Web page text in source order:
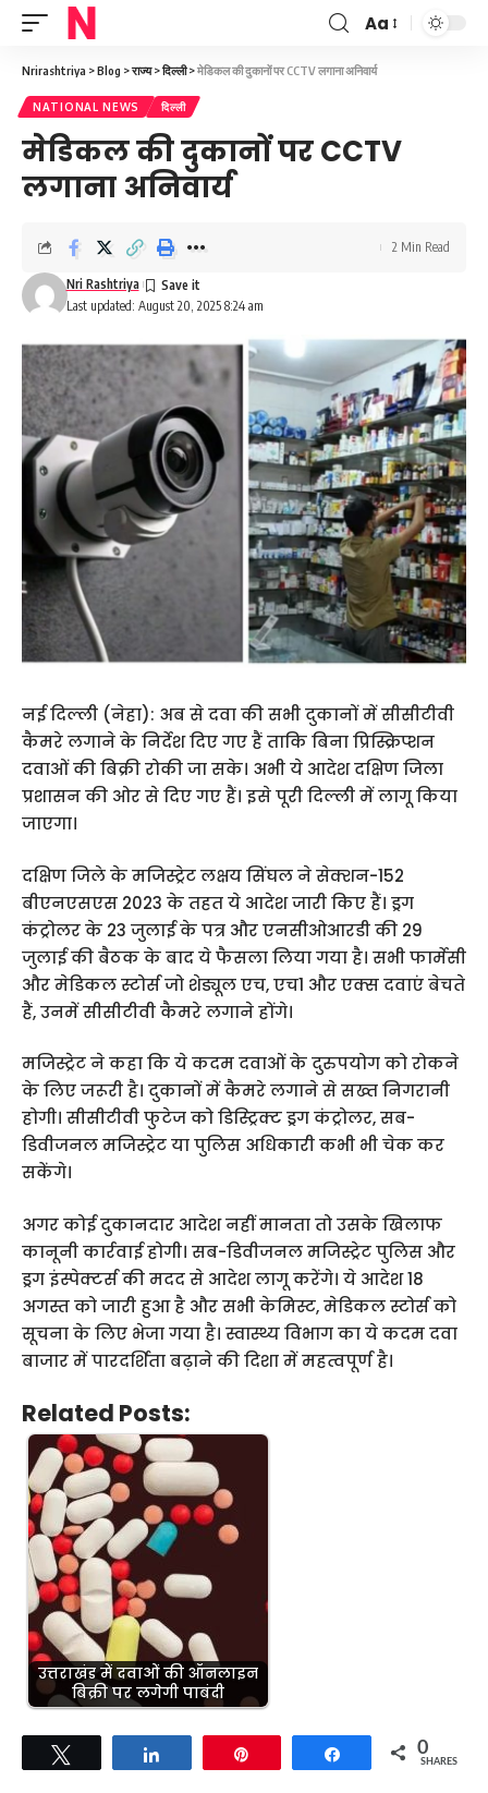
Font
Resizer
Aa
Nrirashtriya >Blog >राज्य>दिल्ली>मेडिकल की दुकानों पर CCTV लगाना अनिवार्य
NATIONAL NEWS दिल्ली
मेडिकल की दुकानों पर CCTV
लगाना अनिवार्य
Last updated: August 20, 2025 8:24 am
Nri Rashtriya
2 Min Read
नई दिल्ली (नेहा): अब से दवा की सभी दुकानों में सीसीटीवी
कैमरे लगाने के निर्देश दिए गए हैं ताकि बिना प्रिस्क्रिप्शन
दवाओं की बिक्री रोकी जा सके। अभी ये आदेश दक्षिण जिला
प्रशासन की ओर से दिए गए हैं। इसे पूरी दिल्ली में लागू किया
जाएगा।
दक्षिण जिले के मजिस्ट्रेट लक्षय सिंघल ने सेक्शन-152
बीएनएसएस 2023 के तहत ये आदेश जारी किए हैं। ड्रग
कंट्रोलर के 23 जुलाई के पत्र और एनसीओआरडी की 29
जुलाई की बैठक के बाद ये फैसला लिया गया है। सभी फार्मेसी
और मेडिकल स्टोर्स जो शेड्यूल एच, एच1 और एक्स दवाएं बेचते
हैं, उनमें सीसीटीवी कैमरे लगाने होंगे।
मजिस्ट्रेट ने कहा कि ये कदम दवाओं के दुरुपयोग को रोकने
के लिए जरूरी है। दुकानों में कैमरे लगाने से सख्त निगरानी
होगी। सीसीटीवी फुटेज को डिस्ट्रिक्ट ड्रग कंट्रोलर, सब-
डिवीजनल मजिस्ट्रेट या पुलिस अधिकारी कभी भी चेक कर
सकेंगे।
अगर कोई दुकानदार आदेश नहीं मानता तो उसके खिलाफ
कानूनी कार्रवाई होगी। सब-डिवीजनल मजिस्ट्रेट पुलिस और
ड्रग इंस्पेक्टर्स की मदद से आदेश लागू करेंगे। ये आदेश 18
अगस्त को जारी हुआ है और सभी केमिस्ट, मेडिकल स्टोर्स को
सूचना के लिए भेजा गया है। स्वास्थ्य विभाग का ये कदम दवा
बाजार में पारदर्शिता बढ़ाने की दिशा में महत्वपूर्ण है।
Related Posts:
उत्तराखंड में दवाओं की ऑनलाइन
बिक्री पर लगेगी पाबंदी
Share 0
SHARES